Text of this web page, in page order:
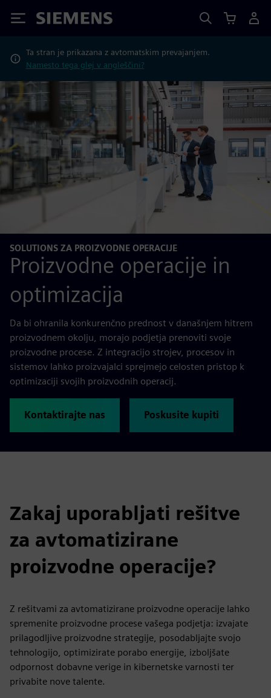
Siemens
Ta stran je prikazana z avtomatskim prevajanjem.
Namesto tega glej v angleščini?
SOLUTIONS ZA PROIZVODNE OPERACIJE
Proizvodne operacije in
optimizacija
Da bi ohranila konkurenčno prednost v današnjem hitrem
proizvodnem okolju, morajo podjetja prenoviti svoje
proizvodne procese. Z integracijo strojev, procesov in
sistemov lahko proizvajalci sprejmejo celosten pristop k
optimizaciji svojih proizvodnih operacij.
Kontaktirajte nas Poskusite kupiti
Zakaj uporabljati rešitve
za avtomatizirane
proizvodne operacije?
Z rešitvami za avtomatizirane proizvodne operacije lahko
spremenite proizvodne procese vašega podjetja: izvajate
prilagodljive proizvodne strategije, posodabljajte svojo
tehnologijo, optimizirate porabo energije, izboljšate
odpornost dobavne verige in kibernetske varnosti ter
privabite nove talente.